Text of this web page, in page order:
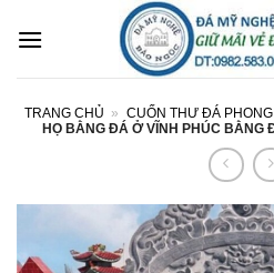
qua
TRANG CHỦ » CUỐN THƯ ĐÁ
HỌ BẰNG ĐÁ Ở VĨNH PHÚC BẰNG